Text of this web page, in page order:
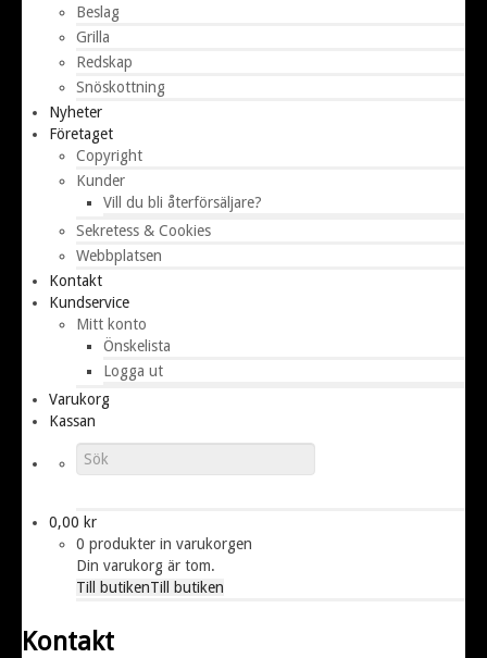
Beslag
Grilla
Redskap
Snöskottning
Nyheter
Företaget
Copyright
Kunder
Vill du bli återförsäljare?
Sekretess & Cookies
Webbplatsen
Kontakt
Kundservice
Mitt konto
Önskelista
Logga ut
Varukorg
Kassan
0,00 kr
0 produkter in varukorgen
Din varukorg är tom.
Till butikenTill butiken
Kontakt